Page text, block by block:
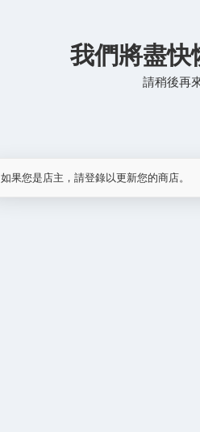
我們將盡快
請稍後再
如果您是店主，請登錄以更新您的商店。